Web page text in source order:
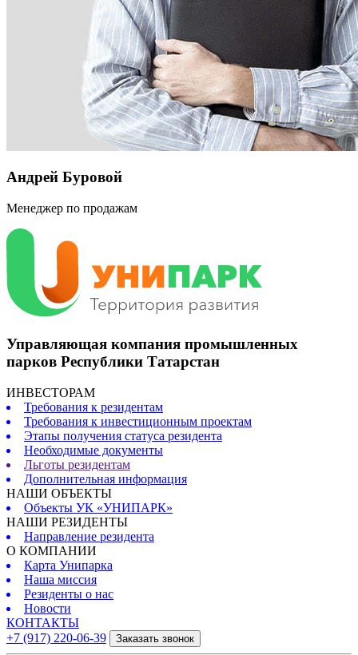
Андрей Буровой
Менеджер по продажам
Управляющая компания промышленных
парков Республики Татарстан
ИНВЕСТОРАМ
Требования к резидентам
Требования к инвестиционным проектам
Этапы получения статуса резидента
Необходимые документы
Льготы резидентам
Дополнительная информация
НАШИ ОБЪЕКТЫ
Объекты УК «УНИПАРК»
НАШИ РЕЗИДЕНТЫ
Направление резидента
О КОМПАНИИ
Карта Унипарка
Наша миссия
Резиденты о нас
Новости
КОНТАКТЫ
+7 (917) 220-06-39
Заказать звонок